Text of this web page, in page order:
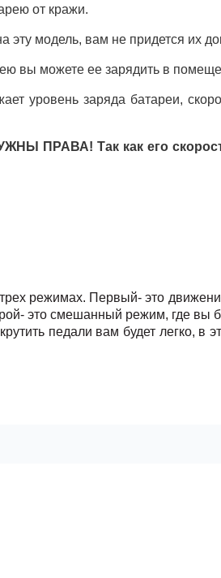
от кражи.
модель, вам не придется их
вы можете ее зарядить в
уровень заряда батареи,
ПРАВА! Так как его
режимах. Первый- это
это смешанный режим, где вы
педали вам будет легко,